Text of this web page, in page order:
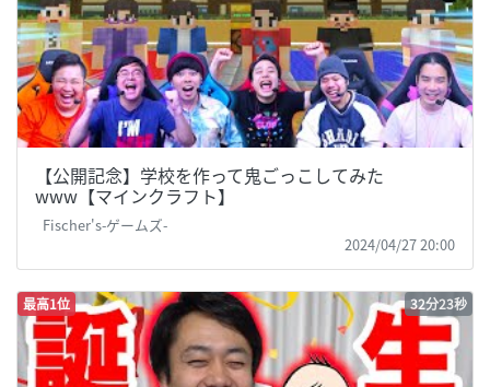
【公開記念】学校を作って鬼ごっこしてみた
www【マインクラフト】
Fischer's-ゲームズ-
2024/04/27 20:00
最高1位 32分23秒